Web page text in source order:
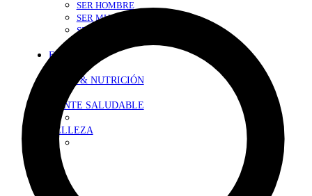
SER HOMBRE
SER MUJER
SEXY-SALUD
EN FORMA
DIETA & NUTRICIÓN
MENTE SALUDABLE
BELLEZA